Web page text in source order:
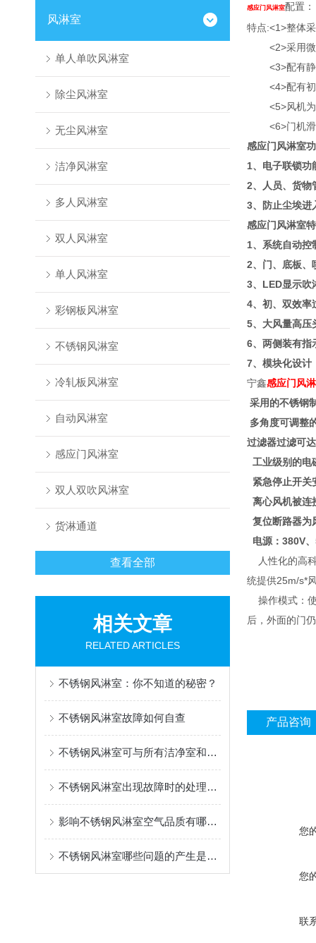
风淋室
单人单吹风淋室
除尘风淋室
无尘风淋室
洁净风淋室
多人风淋室
双人风淋室
单人风淋室
彩钢板风淋室
不锈钢风淋室
冷轧板风淋室
自动风淋室
感应门风淋室
双人双吹风淋室
货淋通道
查看全部
相关文章
RELATED ARTICLES
不锈钢风淋室：你不知道的秘密？
不锈钢风淋室故障如何自查
不锈钢风淋室可与所有洁净室和洁净厂房配套使用
不锈钢风淋室出现故障时的处理方法有哪些？
影响不锈钢风淋室空气品质有哪几个要素
不锈钢风淋室哪些问题的产生是我们处理不了的
感应门风淋室配置：
特点:<1>整体
<2>采用微
<3>配有静
<4>配有初
<5>风机为空
<6>门机滑
感应门风淋室
1、电子联锁功
2、人员、货物
3、防止尘埃进
感应门风淋室
1、系统自动控
2、门、底板、
3、LED显示吹
4、初、双效率
5、大风量高压
6、两侧装有指
7、模块化设计
宁鑫感应门风
采用的不锈钢
多角度可调整
过滤器过滤可
工业级别的电
紧急停止开关
离心风机被连
复位断路器为
电源：380V
人性化的高科
统提供25m/s*
操作模式：使
后，外面的门
产品咨询
您
您
联